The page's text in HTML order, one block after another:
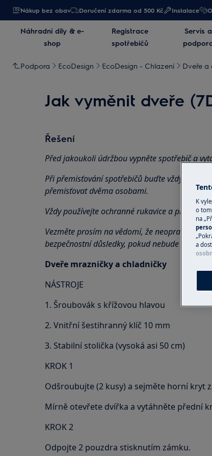
Nákup bez obav Doručení zdarma od 500 Kč Instalace
Náhradní díly & e-
shop
Registrace
spotřebičů
Servis a
Podpora EcoDesign EcoDesign - Chlazení Dveře a
Jak vyměnit dveře
Řešení
Před jakoukoli údržbou vypněte spotřebič a
Při přemisťování spotřebičů buďte vždy
přemisťovat dvěma osobami.
Vždy používejte ochranné rukavice a
Vezměte prosím na vědomí, že neopravitelná
bezpečnostní důsledky, pokud nebude
Dveře mrazničky a chladničky
NÁSTROJE
1. Šroubovák s křížovou hlavou
2. Vnitřní šestihranný klíč 10 mm
3. Stabilní stolička (vysoká asi 50 cm)
KROK 1
Odšroubujte (2 kusy) a sejměte horní kryt
Mírně otevřete dvířka a vytáhněte přední
KROK 2
Odpojte 2 pouzdra stisknutím zámku.
K
o
na
a